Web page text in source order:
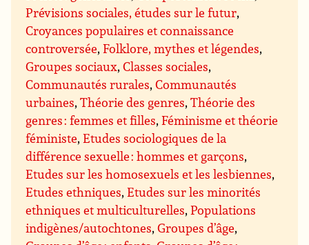
Prévisions sociales, études sur le futur,
Croyances populaires et connaissance
controversée,Folklore, mythes et légendes,
Groupes sociaux,Classes sociales,
Communautés rurales,Communautés
urbaines,Théorie des genres,Théorie des
genres : femmes et filles,Féminisme et théorie
féministe,Etudes sociologiques de la
différence sexuelle : hommes et garçons,
Etudes sur les homosexuels et les lesbiennes,
Etudes ethniques,Etudes sur les minorités
ethniques et multiculturelles,Populations
indigènes/autochtones,Groupes d’âge,